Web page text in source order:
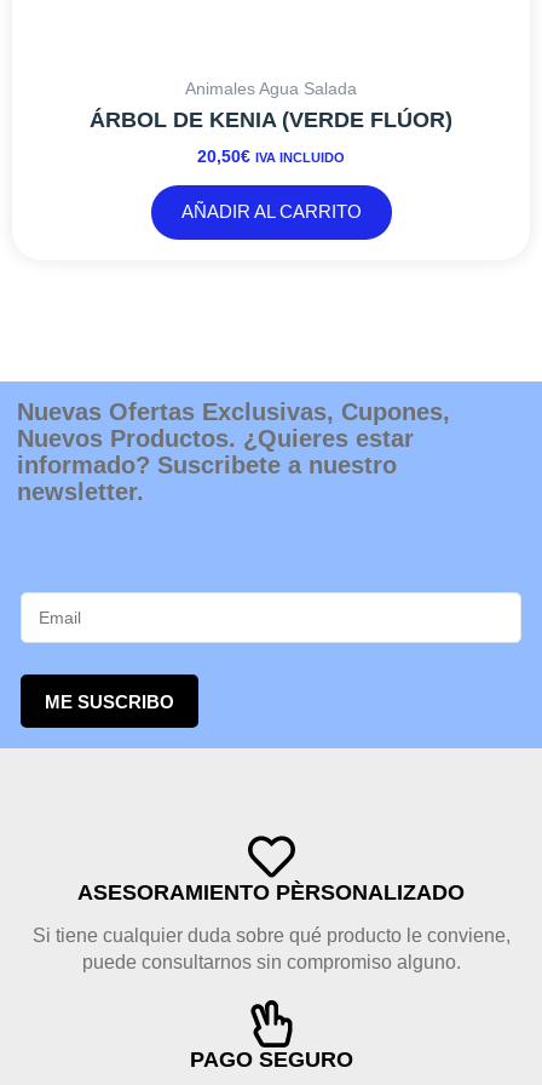
Animales Agua Salada
ÁRBOL DE KENIA (VERDE FLÚOR)
20,50€ IVA INCLUIDO
AÑADIR AL CARRITO
Nuevas Ofertas Exclusivas, Cupones,
Nuevos Productos. ¿Quieres estar
informado? Suscribete a nuestro
newsletter.
ME SUSCRIBO
ASESORAMIENTO PÈRSONALIZADO
Si tiene cualquier duda sobre qué producto le conviene,
puede consultarnos sin compromiso alguno.
PAGO SEGURO